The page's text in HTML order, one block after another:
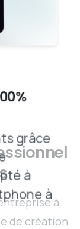
grâce
à
àà
de création